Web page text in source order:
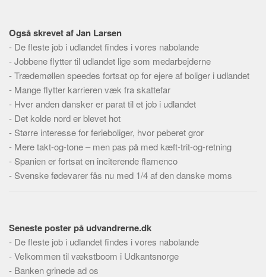
Også skrevet af Jan Larsen
- De fleste job i udlandet findes i vores nabolande
-Jobbene flytter til udlandet lige som medarbejderne
-Trædemøllen speedes fortsat op for ejere af boliger i udlandet
- Mange flytter karrieren væk fra skattefar
- Hver anden dansker er parat til et job i udlandet
- Det kolde nord er blevet hot
- Større interesse for ferieboliger, hvor peberet gror
- Mere takt-og-tone – men pas på med kæft-trit-og-retning
- Spanien er fortsat en inciterende flamenco
- Svenske fødevarer fås nu med 1/4 af den danske moms
Seneste poster på udvandrerne.dk
- De fleste job i udlandet findes i vores nabolande
-Velkommen til vækstboom i Udkantsnorge
- Banken grinede ad os